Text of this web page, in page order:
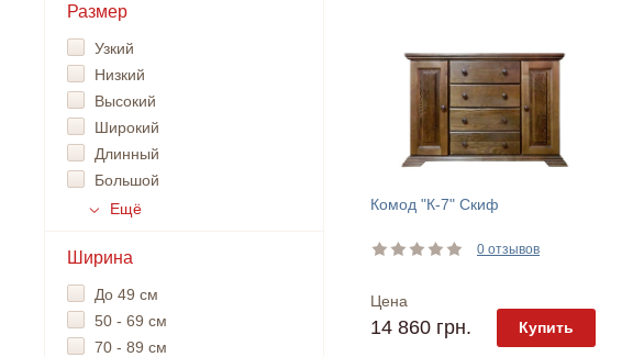
Размер
Узкий
Низкий
Высокий
Широкий
Длинный
Большой
Ещё
Ширина
До 49 см
50 - 69 см
70 - 89 см
Комод "К-7" Скиф
0 отзывов
Цена
14 860 грн. Купить